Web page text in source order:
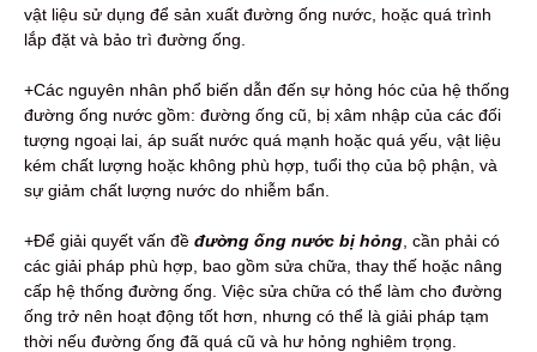
vật liệu sử dụng để sản xuất đường ống nước, hoặc quá trình
lắp đặt và bảo trì đường ống.
+Các nguyên nhân phổ biến dẫn đến sự hỏng hóc của hệ thống
đường ống nước gồm: đường ống cũ, bị xâm nhập của các đối
tượng ngoại lai, áp suất nước quá mạnh hoặc quá yếu, vật liệu
kém chất lượng hoặc không phù hợp, tuổi thọ của bộ phận, và
sự giảm chất lượng nước do nhiễm bẩn.
+Để giải quyết vấn đề đường ống nước bị hỏng , cần phải có
các giải pháp phù hợp, bao gồm sửa chữa, thay thế hoặc nâng
cấp hệ thống đường ống. Việc sửa chữa có thể làm cho đường
ống trở nên hoạt động tốt hơn, nhưng có thể là giải pháp tạm
thời nếu đường ống đã quá cũ và hư hỏng nghiêm trọng.